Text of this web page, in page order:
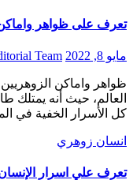
تعرف على ظواهر واماكن
مايو 8, 2022 Team
ظواهر واماكن
العالم، حيث أنه يمتلك
كل الأسرار الخفية في
انسان زوهري
تعرف علي اسرار